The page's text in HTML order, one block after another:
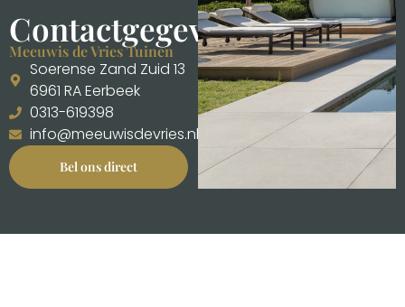
Contactgegevens
Meeuwis de Vries Tuinen
Soerense Zand Zuid 13
6961 RA Eerbeek
0313-619398
info@meeuwisdevries.nl
Bel ons direct